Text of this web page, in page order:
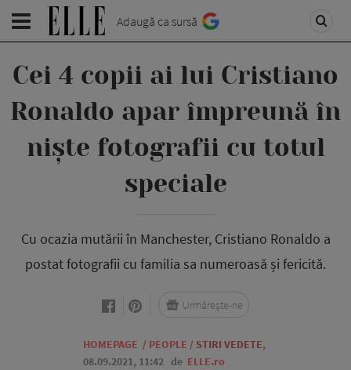
Adaugă ca sursă
Cei 4 copii ai lui Cristiano
Ronaldo apar împreună în
niște fotografii cu totul
speciale
Cu ocazia mutării în Manchester, Cristiano Ronaldo a
postat fotografii cu familia sa numeroasă și fericită.
HOMEPAGE / PEOPLE / STIRI VEDETE,
08.09.2021, 11:42 de ELLE.ro
Urmărește-ne